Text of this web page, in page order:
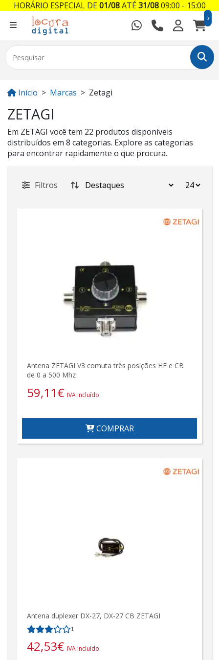
0
Início Marcas Zetagi
ZETAGI
Em ZETAGI você tem 22 produtos disponíveis
distribuídos em 8 categorias. Explore as categorias
para encontrar rapidamente o que procura.
Filtros
Antena ZETAGI V3 comuta três posições HF e CB
de 0 a 500 Mhz
59,11€ IVA incluído
COMPRAR
Antena duplexer DX-27, DX-27 CB ZETAGI
1
42,53€ IVA incluído
HORÁRIO ESPECIAL DE01/08ATÉ31/0809:00 - 15:00